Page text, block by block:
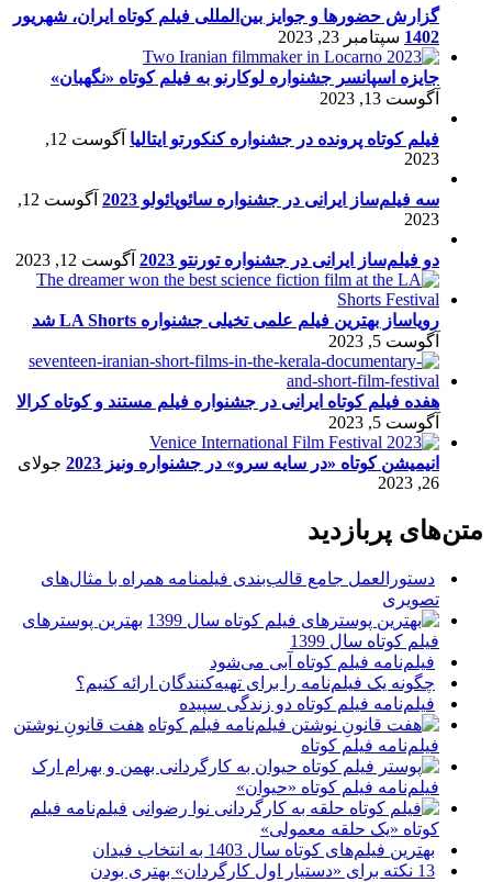
گزارش حضورها و جوایز بین‌المللی فیلم کوتاه ایران، شهریور
1402 سپتامبر 23, 2023
جایزه اسپانسر جشنواره لوکارنو به فیلم کوتاه «نگهبان»
آگوست 13, 2023
فیلم کوتاه پرونده در جشنواره کنکورتو ایتالیا
آگوست 12,
2023
سه فیلم‌ساز ایرانی در جشنواره سائوپائولو 2023
آگوست 12,
2023
دو فیلم‌ساز ایرانی در جشنواره تورنتو 2023 آگوست 12, 2023
رویاساز بهترین فیلم علمی تخیلی جشنواره LA Shorts شد
آگوست 5, 2023
هفده فیلم کوتاه ایرانی در جشنواره فیلم مستند و کوتاه کرالا
آگوست 5, 2023
انیمیشن کوتاه «در سایه سرو» در جشنواره ونیز 2023
جولای
26, 2023
متن‌های پربازدید
دستورالعمل جامع قالب‌بندی فیلمنامه همراه با مثال‌های
تصویری
بهترین پوسترهای
فیلم کوتاه سال 1399
فیلم‌نامه فیلم کوتاه آبی می‌شود
چگونه یک فیلم‌نامه را برای تهیه‌کنندگان ارائه کنیم؟
فیلم‌نامه فیلم کوتاه دو زندگی سپیده
هفت قانونِ نوشتن
فیلم‌نامه فیلم کوتاه
فیلم‌نامه فیلم کوتاه «حیوان»
فیلم‌نامه فیلم
کوتاه «یک حلقه معمولی»
بهترین فیلم‌های کوتاه سال 1403 به انتخاب فیدان
13 نکته برای «دستیار اول کارگردان» بهتری بودن